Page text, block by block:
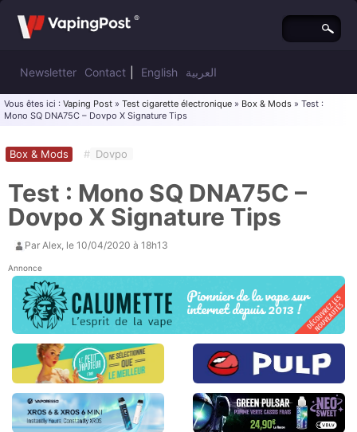
Newsletter Contact English العربية
Vous êtes ici : Vaping Post » Test cigarette électronique » Box & Mods » Test :
Mono SQ DNA75C – Dovpo X Signature Tips
Test : Mono SQ DNA75C –
Dovpo X Signature Tips
Box & Mods # Dovpo
Par Alex, le 10/04/2020 à 18h13
Annonce